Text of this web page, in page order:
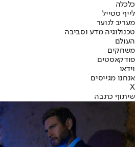
כלכלה
לייף סטייל
מעריב לנוער
טכנולוגיה מדע וסביבה
העולם
משחקים
פודקאסטים
וידאו
אנחנו מגייסים
X
שיתוף כתבה